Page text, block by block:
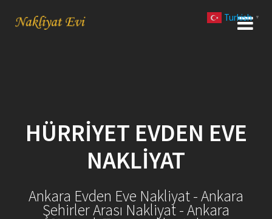
HÜRRIYET EVDEN EVE
NAKLIYAT
Ankara Evden Eve Nakliyat - Ankara
Şehirler Arası Nakliyat - Ankara
Turkish ▼